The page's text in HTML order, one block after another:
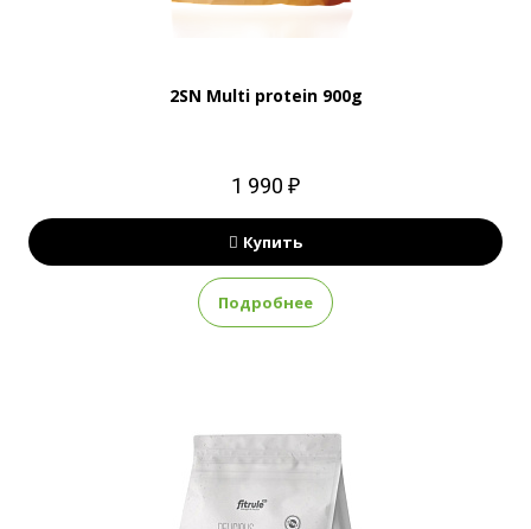
2SN Multi protein 900g
1 990 ₽
Купить
Подробнее